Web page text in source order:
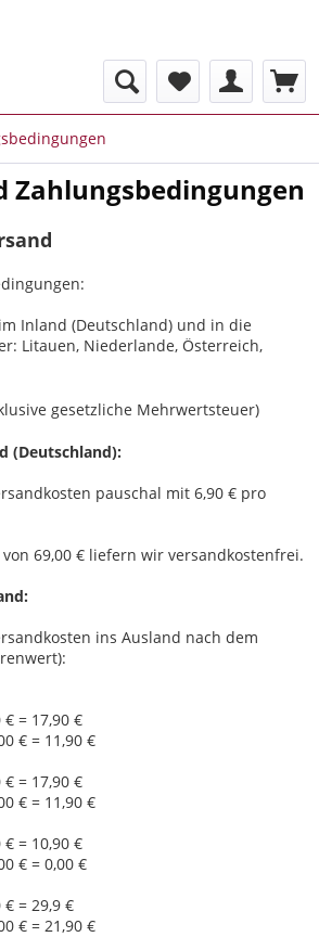
Zahlungsbedingungen
Inland (Deutschland) und in die
: Litauen, Niederlande, Österreich,
gesetzliche Mehrwertsteuer)
(Deutschland):
pauschal mit 6,90 € pro
69,00 € liefern wir versandkostenfrei.
:
ins Ausland nach dem
= 17,90 €
€ = 11,90 €
= 17,90 €
€ = 11,90 €
= 10,90 €
€ = 0,00 €
= 29,9 €
€ = 21,90 €